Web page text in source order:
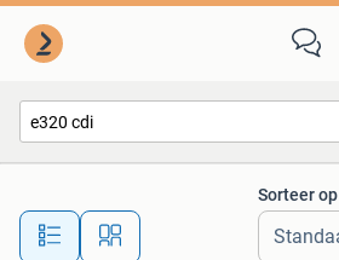
Alle afstanden…
Sorteer op